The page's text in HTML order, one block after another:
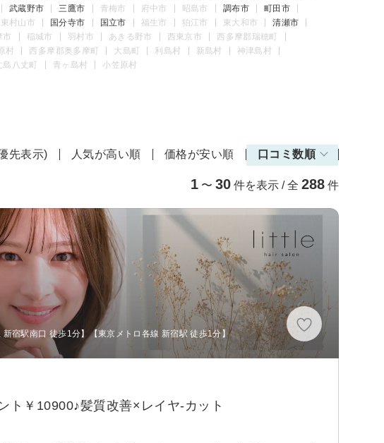
武蔵野市 三鷹市 青梅市 府中市 昭島市 調布市
町田市
東村山市 国分寺市 国立市 福生市 狛江市 東大和市
清瀬市
市 稲城市 羽村市 あきる野市 西東京市
西多摩郡瑞穂町
村 西多摩郡奥多摩町 大島町 利島村 新島村
神津島村
島八丈町 青ヶ島村 小笠原村
先表示) 人気が高い順 価格が安い順 口コミ数順
1 〜 30 件を表示 / 全 288 件
宿駅南口 徒歩1分】【東京メトロ各線 新宿駅 徒歩1分】
ト￥10900♪髪質改善×レイヤ-カット